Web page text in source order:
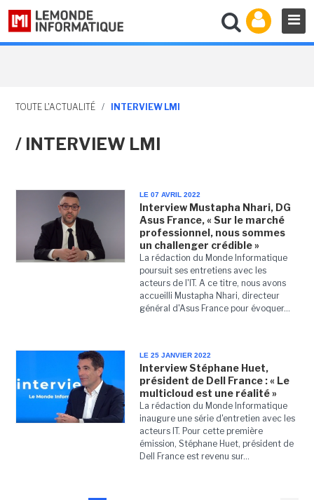
TOUTE L'ACTUALITÉ / INTERVIEW LMI
/ INTERVIEW LMI
LE 07 AVRIL 2022
Interview Mustapha Nhari, DG
Asus France, « Sur le marché
professionnel, nous sommes
un challenger crédible »
La rédaction du Monde Informatique
poursuit ses entretiens avec les
acteurs de l'IT. A ce titre, nous avons
accueilli Mustapha Nhari, directeur
général d'Asus France pour évoquer...
LE 25 JANVIER 2022
Interview Stéphane Huet,
président de Dell France : « Le
multicloud est une réalité »
La rédaction du Monde Informatique
inaugure une série d'entretien avec les
acteurs IT. Pour cette première
émission, Stéphane Huet, président de
Dell France est revenu sur...